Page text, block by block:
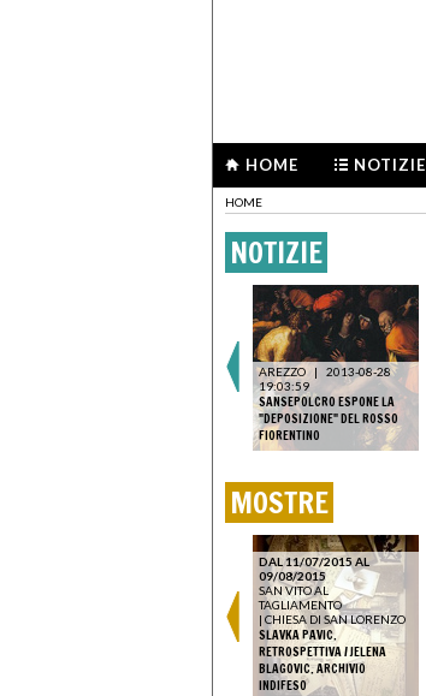
HOME NOTIZIE
HOME
NOTIZIE
AREZZO |
2013-08-28
19:03:59
SANSEPOLCRO ESPONE LA
"DEPOSIZIONE" DEL ROSSO
FIORENTINO
MOSTRE
DAL 11/07/2015 AL
09/08/2015
SAN VITO AL
TAGLIAMENTO
| CHIESA DI SAN LORENZO
SLAVKA PAVIC.
RETROSPETTIVA / JELENA
BLAGOVIC. ARCHIVIO
INDIFESO